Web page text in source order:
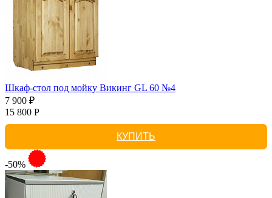
Шкаф-стол под мойку Викинг GL 60 №4
7 900 ₽
15 800 Р
КУПИТЬ
-50%